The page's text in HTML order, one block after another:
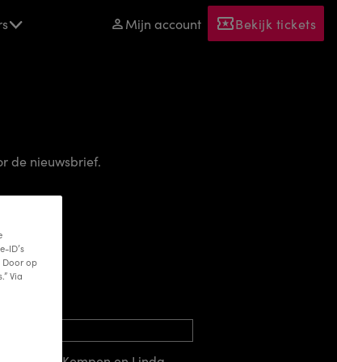
Mijn account Bekijk tickets
de nieuwsbrief.
ID’s
Door op
Via